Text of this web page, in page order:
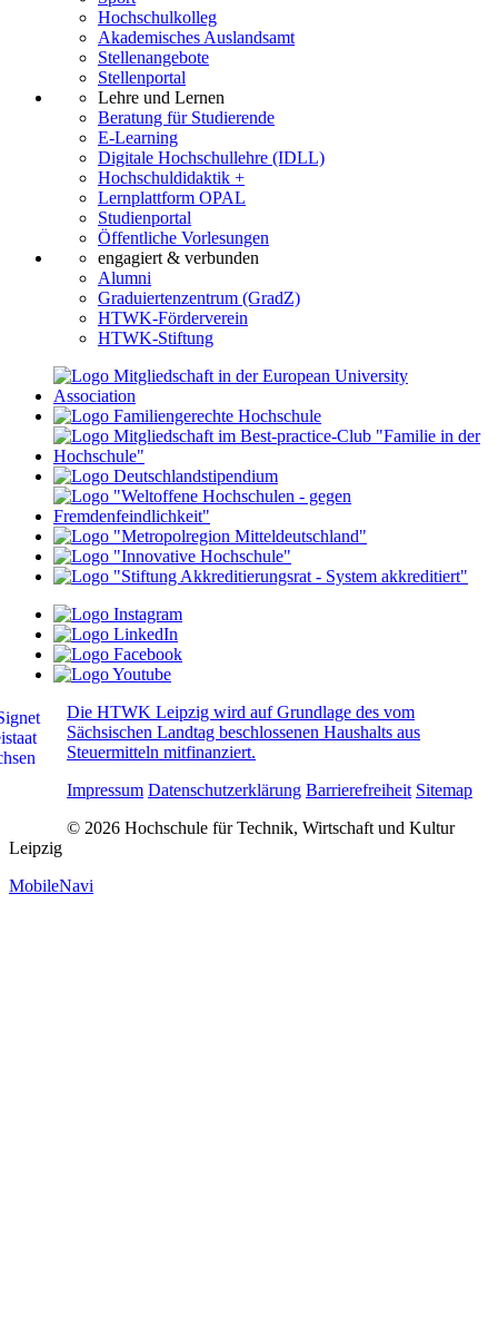
Hochschulkolleg
Akademisches Auslandsamt
Stellenangebote
Stellenportal
Lehre und Lernen
Beratung für Studierende
E-Learning
Digitale Hochschullehre (IDLL)
Hochschuldidaktik +
Lernplattform OPAL
Studienportal
Öffentliche Vorlesungen
engagiert & verbunden
Alumni
Graduiertenzentrum (GradZ)
HTWK-Förderverein
HTWK-Stiftung
Die HTWK Leipzig wird auf Grundlage des vom
Sächsischen Landtag beschlossenen Haushalts aus
Steuermitteln mitfinanziert.
Impressum Datenschutzerklärung Barrierefreiheit Sitemap
© 2026 Hochschule für Technik, Wirtschaft und Kultur
Leipzig
MobileNavi